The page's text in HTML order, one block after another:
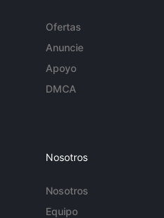
Ofertas
Anuncie
Apoyo
DMCA
Nosotros
Nosotros
Equipo